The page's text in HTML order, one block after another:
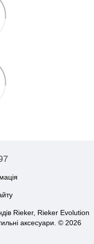
Rieker, Rieker Evolution
аксесуари. © 2026